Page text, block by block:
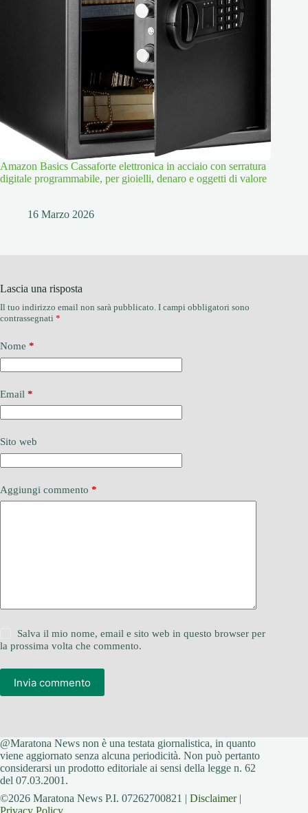
Amazon Basics Cassaforte elettronica in acciaio con serratura
digitale programmabile, per gioielli, denaro e oggetti di valore
16 Marzo 2026
Lascia una risposta
Il tuo indirizzo email non sarà pubblicato. I campi obbligatori sono
contrassegnati *
Nome *
Email *
Sito web
Aggiungi commento *
Salva il mio nome, email e sito web in questo browser per
la prossima volta che commento.
Invia commento
@Maratona News non è una testata giornalistica, in quanto
viene aggiornato senza alcuna periodicità. Non può pertanto
considerarsi un prodotto editoriale ai sensi della legge n. 62
del 07.03.2001.
©2026 Maratona News P.I. 07262700821 | Disclaimer|